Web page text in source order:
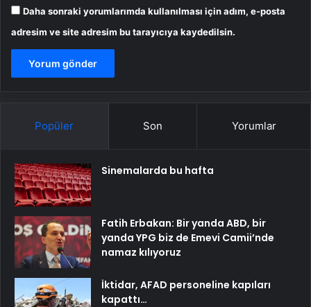
Daha sonraki yorumlarımda kullanılması için adım, e-posta
adresim ve site adresim bu tarayıcıya kaydedilsin.
Popüler Son Yorumlar
Sinemalarda bu hafta
Fatih Erbakan: Bir yanda ABD, bir
yanda YPG biz de Emevi Camii’nde
namaz kılıyoruz
İktidar, AFAD personeline kapıları
kapattı…